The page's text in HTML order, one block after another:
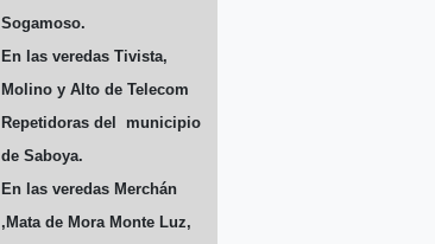
Sogamoso.
En las veredas Tivista,
Molino y Alto de Telecom
Repetidoras del municipio
de Saboya.
En las veredas Merchán
,Mata de Mora Monte Luz,